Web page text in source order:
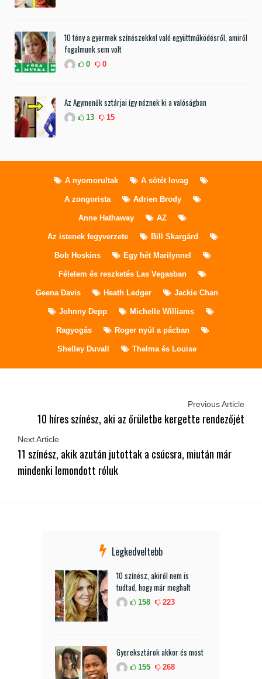
10 tény a gyermek színészekkel való együttműködésről, amiről
fogalmunk sem volt
0 0
Az Agymenők sztárjai így néznek ki a valóságban
13 15
A nyomorultak A sötét lovag
A zongorista Adrien Brody
Anne Hathaway AZ
Az istenek fegyverzete Bill Skargård
Bob Hoskins Egy hét Marilynnel
Félelem és reszketés Las Vegasban
Geena Davis Heath Ledger Jackie Chan
Johnny Depp Michelle Williams
Ragyogás Roger nyúl a pácban
Shelley Duvall Thelma és Louise
Previous Article
10 híres színész, aki az őrületbe kergette rendezőjét
Next Article
11 színész, akik azután jutottak a csúcsra, miután már
mindenki lemondott róluk
Legkedveltebb
10 színész, akiről nem is
tudtad, hogy már meghalt
158 223
Gyereksztárok akkor és most
155 268